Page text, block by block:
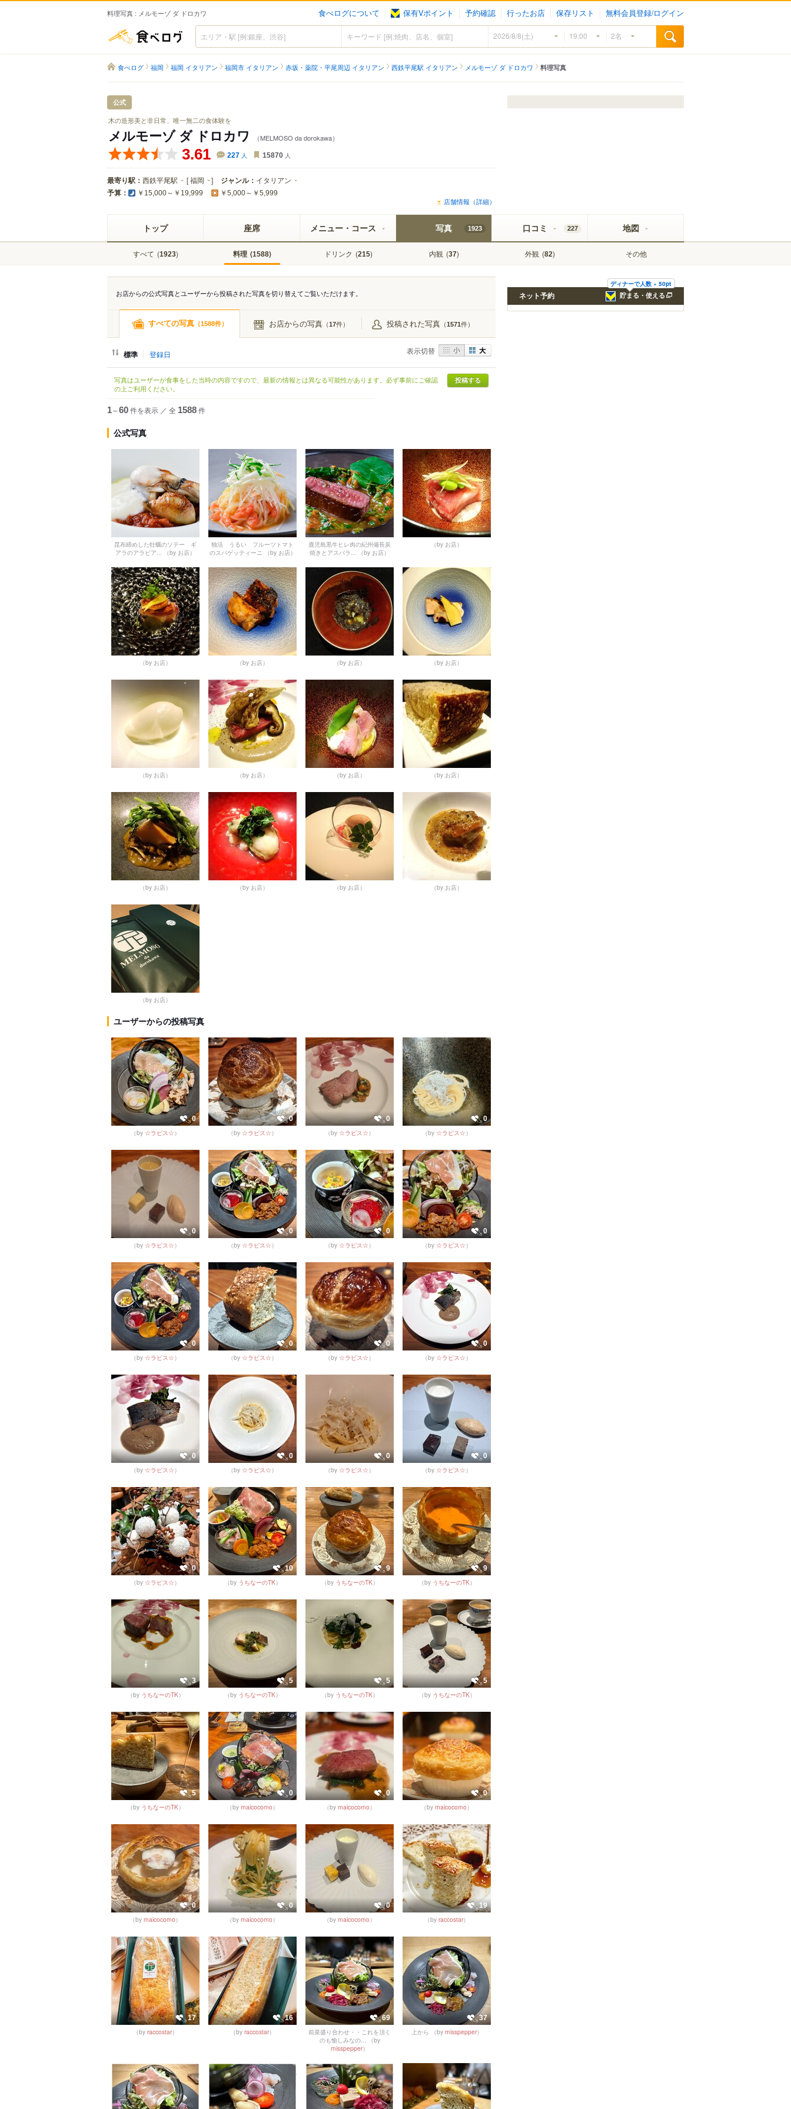
料理写真 : メルモーゾ ダ ドロカワ 食べログについて 保有Vポイント 予約確認 行ったお店 保存リスト 無料会員登録/ログイン
食べログ
食べログ 福岡 福岡 イタリアン 福岡市 イタリアン 赤坂・薬院・平尾周辺 イタリアン 西鉄平尾駅 イタリアン メルモーゾ ダ ドロカワ 料理写真
公式
木の造形美と非日常、唯一無二の食体験を
メルモーゾ ダ ドロカワ （MELMOSO da dorokawa）
3.61 227 人 15870 人
最寄り駅： 西鉄平尾駅 [福岡 ] ジャンル： イタリアン
予算： ￥15,000～￥19,999 ￥5,000～￥5,999
店舗情報（詳細）
トップ 座席 メニュー・コース 写真 1923
すべて (1923) 料理 (1588) ドリンク (215) 内観 (37) 外観 (82) その他
口コミ 227 地図
お店からの公式写真とユーザーから投稿された写真を切り替えてご覧いただけます。
すべての写真（1588件） お店からの写真（17件） 投稿された写真 （1571件）
標準 登録日 表示切替
写真はユーザーが食事をした当時の内容ですので、最新の情報とは異なる可能性があります。必ず事前にご確認
の上ご利用ください。
投稿する
1～60件を表示 ／ 全 1588件
公式写真
昆布締めした牡蠣のソテー ギ
アラのアラビア...
（by お店）
独活 うるい フルーツトマト
のスパゲッティーニ
（by お店）
鹿児島黒牛ヒレ肉の紀州備長炭
焼きとアスパラ...
（by お店）
（by お店）
（by お店） （by お店） （by お店） （by お店）
（by お店） （by お店） （by お店） （by お店）
（by お店） （by お店） （by お店） （by お店）
（by お店）
ユーザーからの投稿写真
0
（by ☆ラピス☆ ）
0
（by ☆ラピス☆ ）
0
（by ☆ラピス☆ ）
0
（by ☆ラピス☆ ）
0
（by ☆ラピス☆ ）
0
（by ☆ラピス☆ ）
0
（by ☆ラピス☆ ）
0
（by ☆ラピス☆ ）
0
（by ☆ラピス☆ ）
0
（by ☆ラピス☆ ）
0
（by ☆ラピス☆ ）
0
（by ☆ラピス☆ ）
0
（by ☆ラピス☆ ）
0
（by ☆ラピス☆ ）
0
（by ☆ラピス☆ ）
0
（by ☆ラピス☆ ）
0
（by ☆ラピス☆ ）
10
（by うちなーのTK）
9
（by うちなーのTK）
9
（by うちなーのTK）
3
（by うちなーのTK）
5
（by うちなーのTK）
5
（by うちなーのTK）
5
（by うちなーのTK）
5
（by うちなーのTK）
0
（by maicocomo）
0
（by maicocomo）
0
（by maicocomo）
0
（by maicocomo）
0
（by maicocomo）
0
（by maicocomo）
19
（by raccostar）
17
（by raccostar）
16
（by raccostar）
69
前菜盛り合わせ・・これを頂く
のも愉しみなの...
（by
misspepper）
37
上から （by misspepper）
ディナーで人数 × 50pt
貯まる・使える
ネット予約